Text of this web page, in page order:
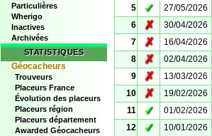
Particulières
Wherigo
Inactives
Archivées
STATISTIQUES
Géocacheurs
Trouveurs
Placeurs France
Évolution des placeurs
Placeurs région
Placeurs département
Awarded Géocacheurs
5
✓ 27/05/2026
6
✗ 30/04/2026
7
✗ 16/04/2026
8
✗ 02/04/2026
9
✗ 13/03/2026
10
✗ 19/02/2026
11
✓ 01/02/2026
12
✓ 10/01/2026